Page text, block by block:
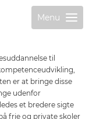
Menu
til
er at bringe disse
udenfor
et bredere sigte
frie og private skoler